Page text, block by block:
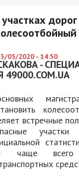
05/2020 - 14:50
-
49000.COM.UA
встречные
чаще всего